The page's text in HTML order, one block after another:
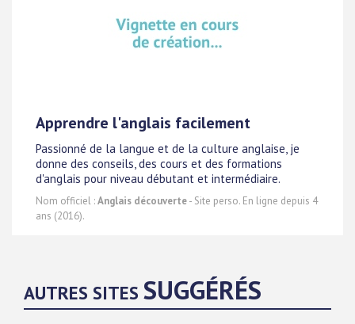
Apprendre l'anglais facilement
Passionné de la langue et de la culture anglaise, je
donne des conseils, des cours et des formations
d'anglais pour niveau débutant et intermédiaire.
Nom officiel :Anglais découverte- Site perso. En ligne depuis 4
ans (2016).
AUTRES SITES SUGGÉRÉS